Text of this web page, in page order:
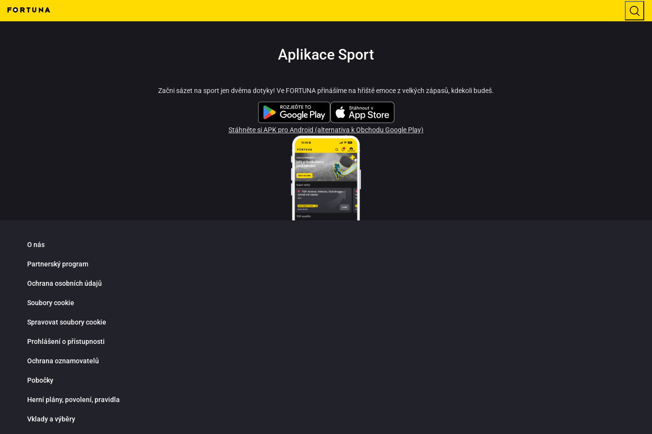
Aplikace Sport
Začni sázet na sport jen dvěma dotyky! Ve FORTUNA přinášíme na hřiště emoce z velkých zápasů, kdekoli budeš.
Stáhněte si APK pro Android (alternativa k Obchodu Google Play)
O nás
Partnerský program
Ochrana osobních údajů
Soubory cookie
Spravovat soubory cookie
Prohlášení o přístupnosti
Ochrana oznamovatelů
Pobočky
Herní plány, povolení, pravidla
Vklady a výběry